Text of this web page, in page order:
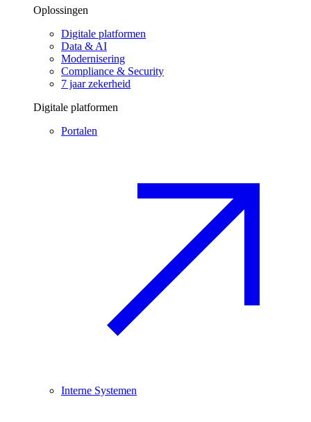
Oplossingen
Digitale platformen
Data & AI
Modernisering
Compliance & Security
7 jaar zekerheid
Digitale platformen
Portalen
Interne Systemen